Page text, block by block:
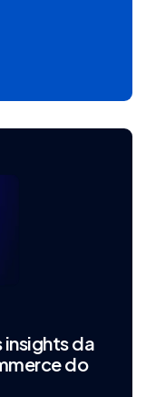
insights da
do